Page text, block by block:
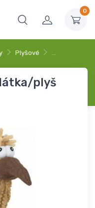
0
Plyšové …
látka/plyš